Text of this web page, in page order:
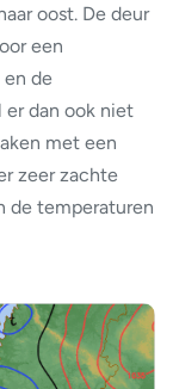
oost. De deur
een
de
er dan ook niet
met een
zeer zachte
de temperaturen